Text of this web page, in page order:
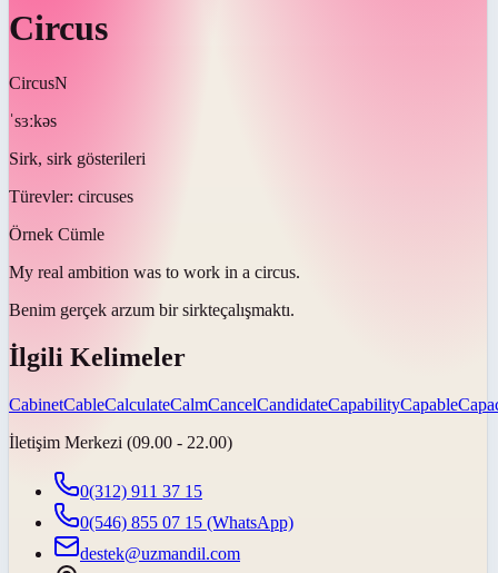
Circus
CircusN
ˈsɜːkəs
Sirk, sirk gösterileri
Türevler: circuses
Örnek Cümle
My real ambition was to work in a circus.
Benim gerçek arzum bir sirkteçalışmaktı.
İlgili Kelimeler
CabinetCableCalculateCalmCancelCandidateCapabilityCapable
İletişim Merkezi (09.00 - 22.00)
0(312) 911 37 15
0(546) 855 07 15 (WhatsApp)
destek@uzmandil.com